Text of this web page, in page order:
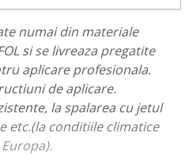
numai din materiale
si se livreaza pregatite
aplicare profesionala.
de aplicare.
la spalarea cu jetul
etc.(la conditiile climatice